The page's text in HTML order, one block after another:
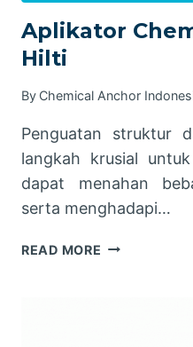
Aplikator
Hilti
By Chemical Anchor
Penguatan struktur
langkah krusial
dapat menahan
serta menghadapi…
READ MORE APLIKATOR